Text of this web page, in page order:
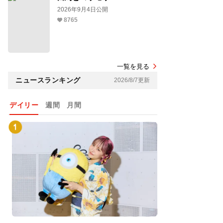
2026年9月4日公開
8765
一覧を見る
ニュースランキング 2026/8/7更新
デイリー 週間 月間